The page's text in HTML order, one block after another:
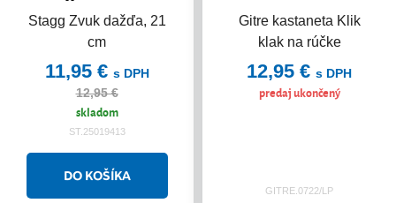
Stagg Zvuk dažďa, 21
cm
Akcia
11,95 € s DPH
12,95 €
skladom
ST.25019413
Gitre kastaneta Klik
klak na rúčke
12,95 € s DPH
predaj ukončený
GITRE.0722/LP